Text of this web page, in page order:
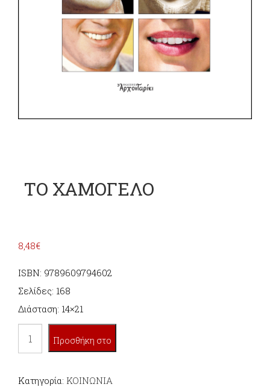
ΤΟ ΧΑΜΟΓΕΛΟ
8,48€
ISBN: 9789609794602
Σελίδες: 168
Διάσταση: 14×21
ΧΑΜΟΓΕΛΟ
Προσθήκη στο
Κατηγορία: ΚΟΙΝΩΝΙΑ